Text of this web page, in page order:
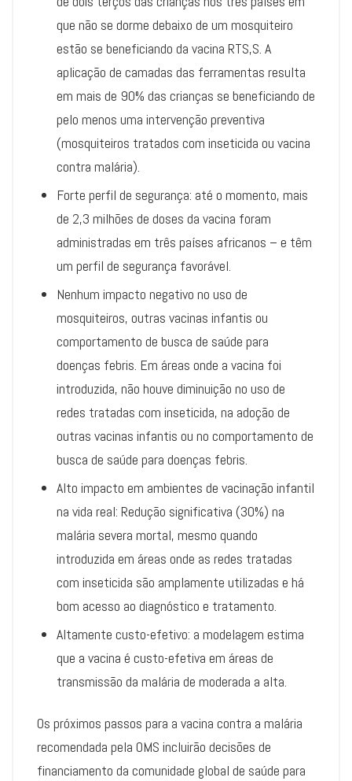
que não se dorme debaixo de um mosquiteiro
estão se beneficiando da vacina RTS,S. A
aplicação de camadas das ferramentas resulta
em mais de 90% das crianças se beneficiando de
pelo menos uma intervenção preventiva
(mosquiteiros tratados com inseticida ou vacina
contra malária).
Forte perfil de segurança: até o momento, mais
de 2,3 milhões de doses da vacina foram
administradas em três países africanos – e têm
um perfil de segurança favorável.
Nenhum impacto negativo no uso de
mosquiteiros, outras vacinas infantis ou
comportamento de busca de saúde para
doenças febris. Em áreas onde a vacina foi
introduzida, não houve diminuição no uso de
redes tratadas com inseticida, na adoção de
outras vacinas infantis ou no comportamento de
busca de saúde para doenças febris.
Alto impacto em ambientes de vacinação infantil
na vida real: Redução significativa (30%) na
malária severa mortal, mesmo quando
introduzida em áreas onde as redes tratadas
com inseticida são amplamente utilizadas e há
bom acesso ao diagnóstico e tratamento.
Altamente custo-efetivo: a modelagem estima
que a vacina é custo-efetiva em áreas de
transmissão da malária de moderada a alta.
Os próximos passos para a vacina contra a malária
recomendada pela OMS incluirão decisões de
financiamento da comunidade global de saúde para